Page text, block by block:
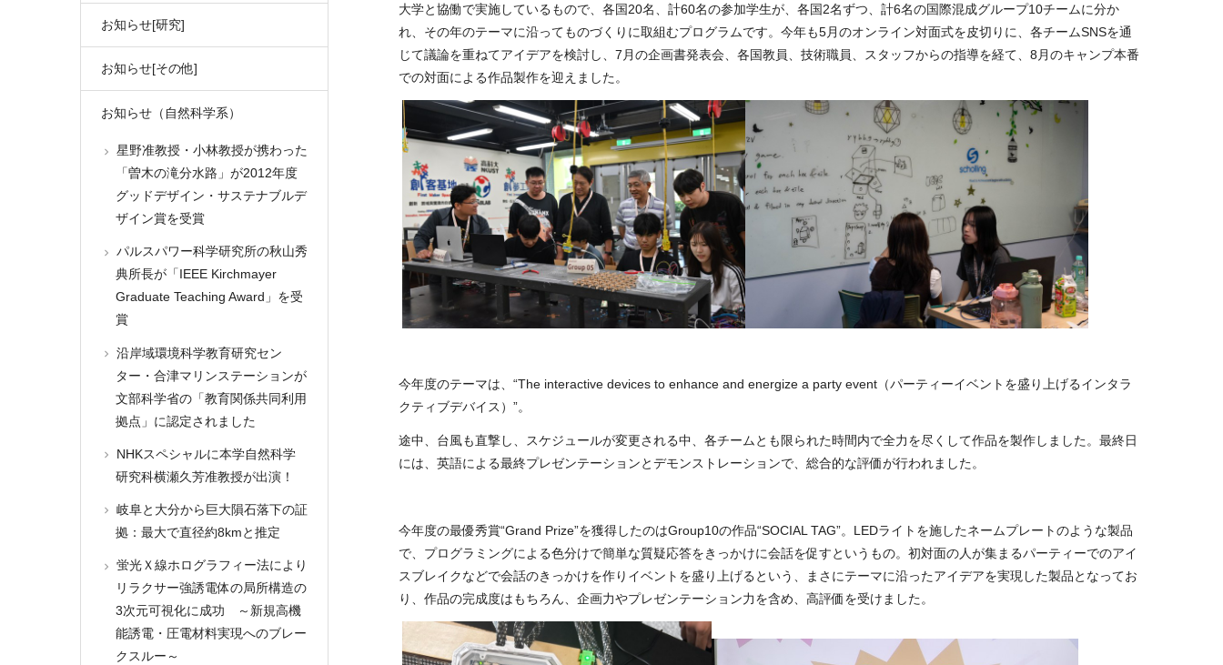
大学と協働で実施しているもので、各国20名、計60名の参加学生が、各国2名ずつ、計6名の国際混成グループ10チームに分か
れ、その年のテーマに沿ってものづくりに取組むプログラムです。今年も5月のオンライン対面式を皮切りに、各チームSNSを通
じて議論を重ねてアイデアを検討し、7 月の企画書発表会、各国教員、技術職員、スタッフからの指導を経て、8 月のキャンプ本番
での対面による作品製作を迎えました。
今年度のテーマは、“The interactive devices to enhance and energize a party event（パーティーイベントを盛り上げるインタラ
クティブデバイス）”。
途中、台風も直撃し、スケジュールが変更される中、各チームとも限られた時間内で全力を尽くして作品を製作しました。最終日
には、英語による最終プレゼンテーションとデモンストレーションで、総合的な評価が行われました。
今年度の最優秀賞“Grand Prize”を獲得したのはGroup10の作品“SOCIAL TAG”。 LEDライトを施したネームプレートのような製品
で、プログラミングによる色分けで簡単な質疑応答をきっかけに会話を促すというもの。初対面の人が集まるパーティーでのアイ
スブレイクなどで会話のきっかけを作りイベントを盛り上げるという、まさにテーマに沿ったアイデアを実現した製品となってお
り、作品の完成度はもちろん、企画力やプレゼンテーション力を含め、高評価を受けました。
お知らせ[研究]
お知らせ[その他]
お知らせ（自然科学系）
星野准教授・小林教授が携わった
「曽木の滝分水路」が2012年度
グッドデザイン・サステナブルデ
ザイン賞を受賞
パルスパワー科学研究所の秋山秀
典所長が「IEEE Kirchmayer
Graduate Teaching Award」を受
賞
沿岸域環境科学教育研究セン
ター・合津マリンステーションが
文部科学省の「教育関係共同利用
拠点」に認定されました
NHKスペシャルに本学自然科学
研究科横瀬久芳准教授が出演！
岐阜と大分から巨大隕石落下の証
拠：最大で直径約8kmと推定
蛍光Ｘ線ホログラフィー法により
リラクサー強誘電体の局所構造の
3次元可視化に成功 ～新規高機
能誘電・圧電材料実現へのブレー
クスルー～